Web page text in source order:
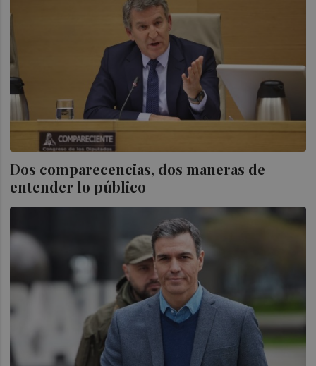
Dos comparecencias, dos maneras de
entender lo público